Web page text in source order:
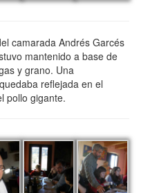
camarada Andrés Garcés
mantenido a base de
y grano. Una
reflejada en el
pollo gigante.